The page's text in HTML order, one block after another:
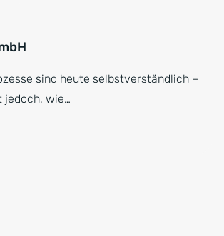
sind heute selbstverständlich –
jedoch, wie…